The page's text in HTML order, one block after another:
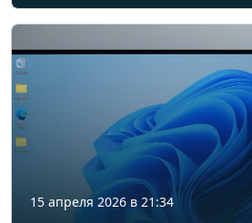
15 апреля 2026 в 21:34